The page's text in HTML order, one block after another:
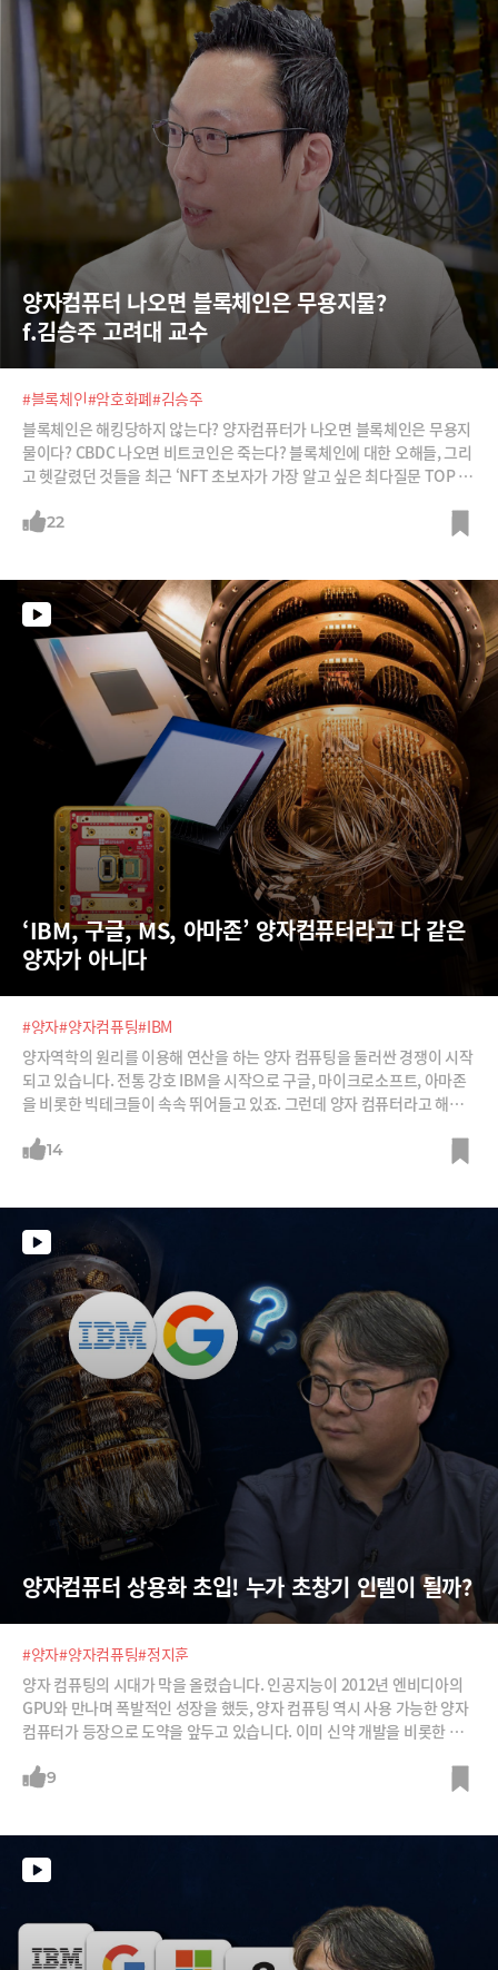
양자컴퓨터 나오면 블록체인은 무용지물?
f.김승주 고려대 교수
#블록체인#암호화폐#김승주
블록체인은 해킹당하지 않는다? 양자컴퓨터가 나오면 블록체인은 무용지
물이다? CBDC 나오면 비트코인은 죽는다? 블록체인에 대한 오해들, 그리
고 헷갈렸던 것들을 최근 ‘NFT 초보자가 가장 알고 싶은 최다질문 TOP 5
다. 22
‘IBM, 구글, MS, 아마존’ 양자컴퓨터라고 다 같은
양자가 아니다
#양자#양자컴퓨팅#IBM
양자역학의 원리를 이용해 연산을 하는 양자 컴퓨팅을 둘러싼 경쟁이 시작
되고 있습니다. 전통 강호 IBM을 시작으로 구글, 마이크로소프트, 아마존
을 비롯한 빅테크들이 속속 뛰어들고 있죠. 그런데 양자 컴퓨터라고 해서
트’를 제작하는 방식이 다양하기 때문이죠. 그래서 어떤 방식을 채택하는
14
양자컴퓨터 상용화 초입! 누가 초창기 인텔이 될까?
#양자#양자컴퓨팅#정지훈
양자 컴퓨팅의 시대가 막을 올렸습니다. 인공지능이 2012년 엔비디아의
GPU와 만나며 폭발적인 성장을 했듯, 양자 컴퓨팅 역시 사용 가능한 양자
컴퓨터가 등장으로 도약을 앞두고 있습니다. 이미 신약 개발을 비롯한 실
악을 위한 경쟁도 치열해질 예정인데요. 어떤 기술이 시장을 장악하게 될
9